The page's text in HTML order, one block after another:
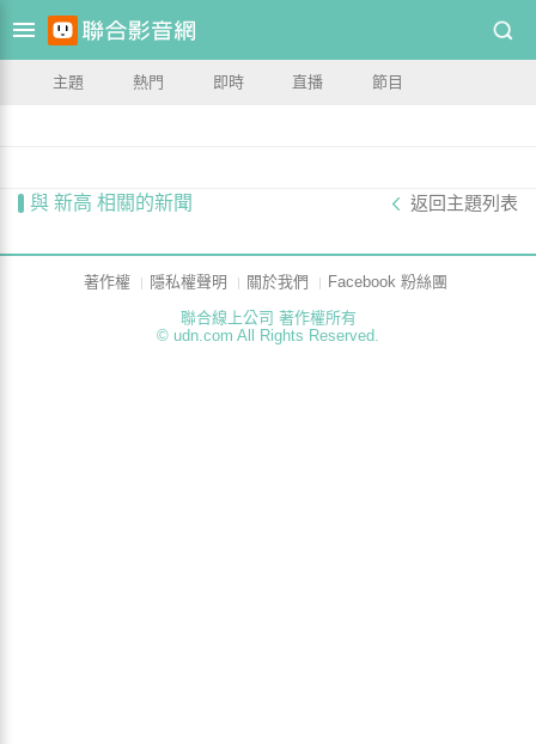
主題 熱門 即時 直播 節目
與 新高 相關的新聞 返回主題列表
著作權 隱私權聲明 關於我們
Facebook 粉絲團
聯合線上公司 著作權所有
© udn.com All Rights Reserved.